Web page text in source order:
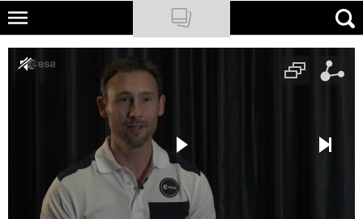
Skip
main
NATIONAL GEOGRAPHIC
Newsletter